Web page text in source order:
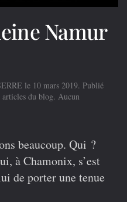
Namur
le 10 mars 2019. Publié
articles du blog. Aucun
beaucoup. Qui ?
à Chamonix, s’est
de porter une tenue